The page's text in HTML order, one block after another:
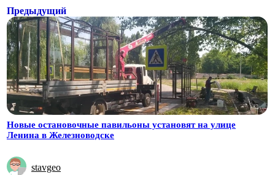
Предыдущий
Новые остановочные павильоны установят на улице
Ленина в Железноводске
stavgeo